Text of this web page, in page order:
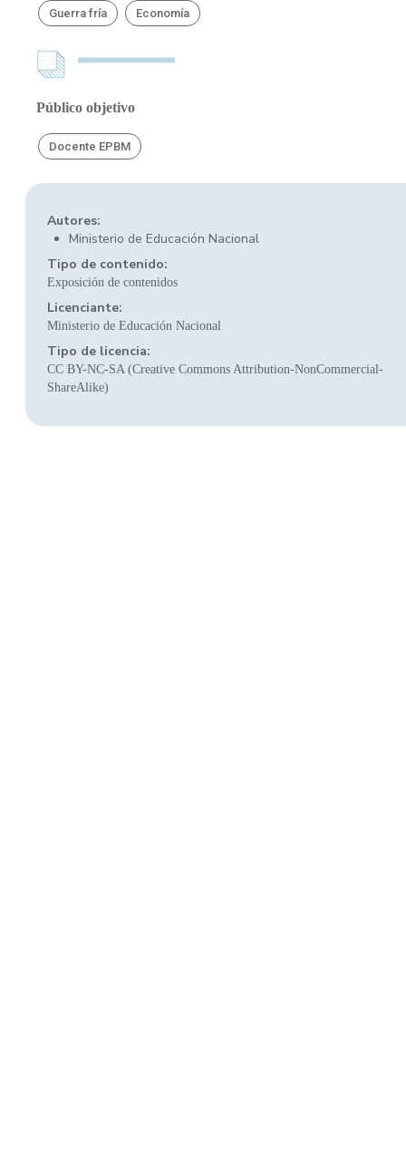
Guerra fría Economía
Público objetivo
Docente EPBM
Autores:
Ministerio de Educación Nacional
Tipo de contenido:
Exposición de contenidos
Licenciante:
Ministerio de Educación Nacional
Tipo de licencia:
CC BY-NC-SA (Creative Commons Attribution-NonCommercial-
ShareAlike)